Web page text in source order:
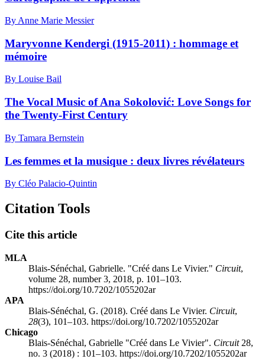
By Anne Marie Messier
Maryvonne Kendergi (1915-2011) : hommage et
mémoire
By Louise Bail
The Vocal Music of Ana Sokolović: Love Songs for
the Twenty-First Century
By Tamara Bernstein
Les femmes et la musique : deux livres révélateurs
By Cléo Palacio-Quintin
Citation Tools
Cite this article
MLA
Blais-Sénéchal, Gabrielle. "Créé dans Le Vivier." Circuit,
volume 28, number 3, 2018, p. 101–103.
https://doi.org/10.7202/1055202ar
APA
Blais-Sénéchal, G. (2018). Créé dans Le Vivier. Circuit,
28(3), 101–103. https://doi.org/10.7202/1055202ar
Chicago
Blais-Sénéchal, Gabrielle "Créé dans Le Vivier". Circuit28,
no. 3 (2018) : 101–103. https://doi.org/10.7202/1055202ar